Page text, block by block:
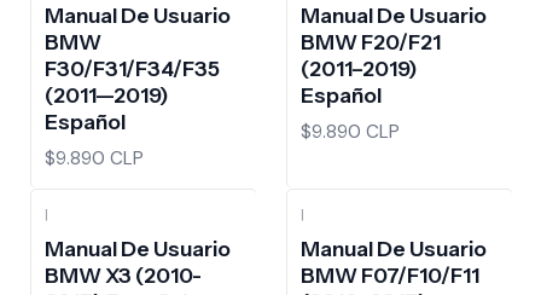
Manual De Usuario
BMW
F30/F31/F34/F35
(2011—2019)
Español
$9.890 CLP
Manual De Usuario
BMW F20/F21
(2011–2019)
Español
$9.890 CLP
|
Manual De Usuario
BMW X3 (2010-
|
Manual De Usuario
BMW F07/F10/F11